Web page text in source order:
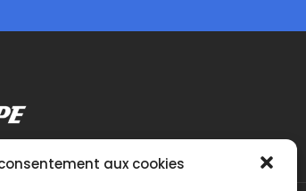
aux cookies